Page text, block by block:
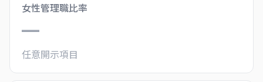
女性管理職比率
—
任意開示項目